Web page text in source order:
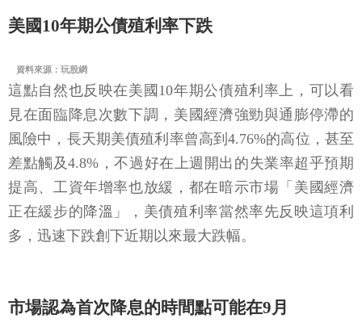
美國10年期公債殖利率下跌
資料來源：玩股網
這點自然也反映在美國10年期公債殖利率上，可以看
見在面臨降息次數下調，美國經濟強勁與通膨停滯的
風險中，長天期美債殖利率曾高到4.76%的高位，甚至
差點觸及4.8%，不過好在上週開出的失業率超乎預期
提高、工資年增率也放緩，都在暗示市場「美國經濟
正在緩步的降溫」，美債殖利率當然率先反映這項利
多，迅速下跌創下近期以來最大跌幅。
市場認為首次降息的時間點可能在9月